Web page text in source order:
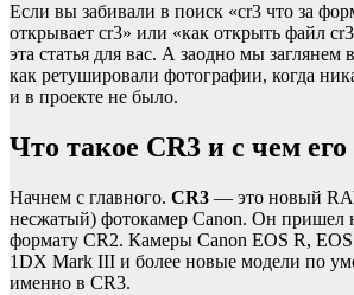
Если вы забивали в поиск «cr3 что за
открывает cr3» или «как открыть файл
эта статья для вас. А заодно мы заглянем
как ретушировали фотографии, когда
и в проекте не было.
Что такое CR3 и с чем его
Начнем с главного. CR3 — это новый
несжатый) фотокамер Canon. Он пришел
формату CR2. Камеры Canon EOS R,
1DX Mark III и более новые модели по
именно в CR3.